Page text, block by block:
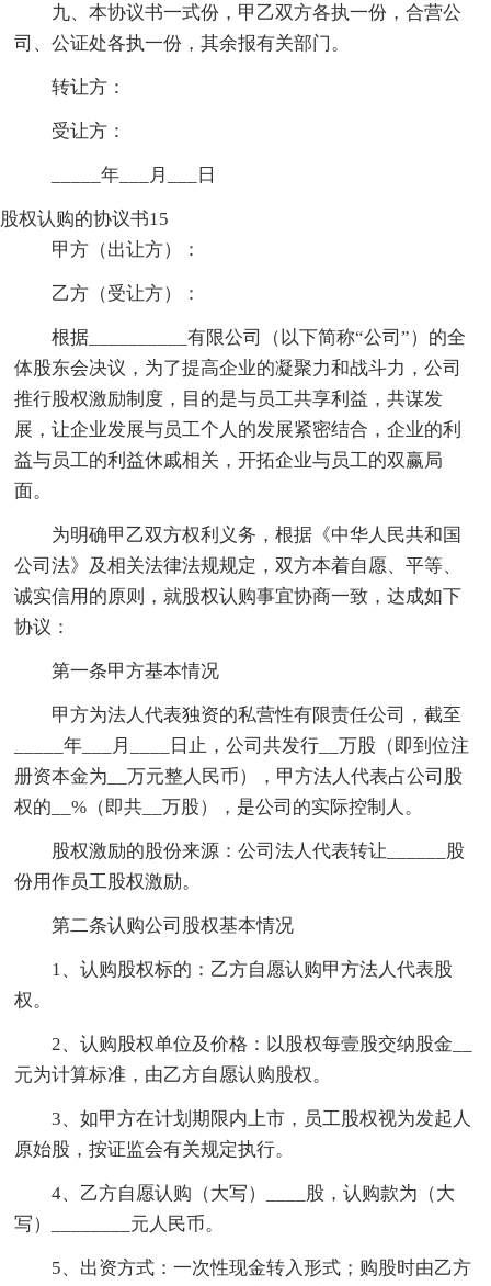
九、本协议书一式份，甲乙双方各执一份，合营公
司、公证处各执一份，其余报有关部门。
转让方：
受让方：
_____年___月___日
股权认购的协议书15
甲方（出让方）：
乙方（受让方）：
根据__________有限公司（以下简称“公司”）的全
体股东会决议，为了提高企业的凝聚力和战斗力，公司
推行股权激励制度，目的是与员工共享利益，共谋发
展，让企业发展与员工个人的发展紧密结合，企业的利
益与员工的利益休戚相关，开拓企业与员工的双赢局
面。
为明确甲乙双方权利义务，根据《中华人民共和国
公司法》及相关法律法规规定，双方本着自愿、平等、
诚实信用的原则，就股权认购事宜协商一致，达成如下
协议：
第一条甲方基本情况
甲方为法人代表独资的私营性有限责任公司，截至
_____年___月____日止，公司共发行__万股（即到位注
册资本金为__万元整人民币），甲方法人代表占公司股
权的__%（即共__万股），是公司的实际控制人。
股权激励的股份来源：公司法人代表转让______股
份用作员工股权激励。
第二条认购公司股权基本情况
1、认购股权标的：乙方自愿认购甲方法人代表股
权。
2、认购股权单位及价格：以股权每壹股交纳股金__
元为计算标准，由乙方自愿认购股权。
3、如甲方在计划期限内上市，员工股权视为发起人
原始股，按证监会有关规定执行。
4、乙方自愿认购（大写）____股，认购款为（大
写）________元人民币。
5、出资方式：一次性现金转入形式；购股时由乙方